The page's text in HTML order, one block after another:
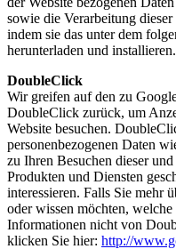
sowie die Verarbeitung
indem sie das unter dem
herunterladen und installieren.
DoubleClick
Wir greifen auf den zu
DoubleClick zurück, um
Website besuchen.
personenbezogenen Daten
zu Ihren Besuchen dieser
Produkten und Diensten
interessieren. Falls Sie mehr
oder wissen möchten,
Informationen nicht von
klicken Sie hier: http://